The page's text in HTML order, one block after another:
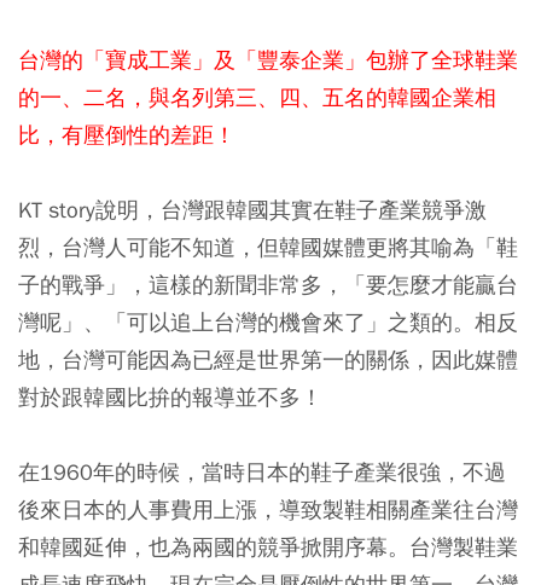
台灣的「寶成工業」及「豐泰企業」包辦了全球鞋業
的一、二名，與名列第三、四、五名的韓國企業相
比，有壓倒性的差距！
KT story說明，台灣跟韓國其實在鞋子產業競爭激
烈，台灣人可能不知道，但韓國媒體更將其喻為「鞋
子的戰爭」，這樣的新聞非常多，「要怎麼才能贏台
灣呢」、「可以追上台灣的機會來了」之類的。相反
地，台灣可能因為已經是世界第一的關係，因此媒體
對於跟韓國比拚的報導並不多！
在1960年的時候，當時日本的鞋子產業很強，不過
後來日本的人事費用上漲，導致製鞋相關產業往台灣
和韓國延伸，也為兩國的競爭掀開序幕。台灣製鞋業